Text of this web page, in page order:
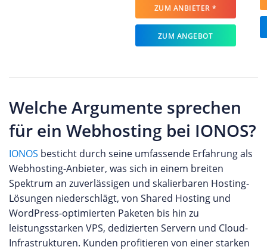
ZUM ANBIETER *
ZUM ANGEBOT
Welche Argumente sprechen
für ein Webhosting bei IONOS?
IONOS besticht durch seine umfassende Erfahrung als
Webhosting-Anbieter, was sich in einem breiten
Spektrum an zuverlässigen und skalierbaren Hosting-
Lösungen niederschlägt, von Shared Hosting und
WordPress-optimierten Paketen bis hin zu
leistungsstarken VPS, dedizierten Servern und Cloud-
Infrastrukturen. Kunden profitieren von einer starken